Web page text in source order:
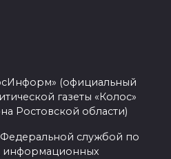
(официальный
газеты «Колос»
Ростовской области)
службой по
информационных